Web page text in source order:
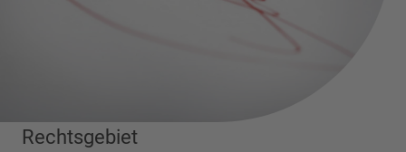
Rechtsgebiet